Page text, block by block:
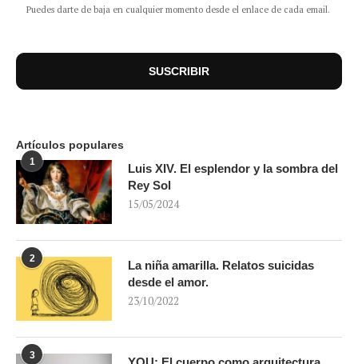
Puedes darte de baja en cualquier momento desde el enlace de cada email.
Artículos populares
1
Luis XIV. El esplendor y la sombra del
Rey Sol
15/05/2024
2
La niña amarilla. Relatos suicidas
desde el amor.
23/10/2022
3